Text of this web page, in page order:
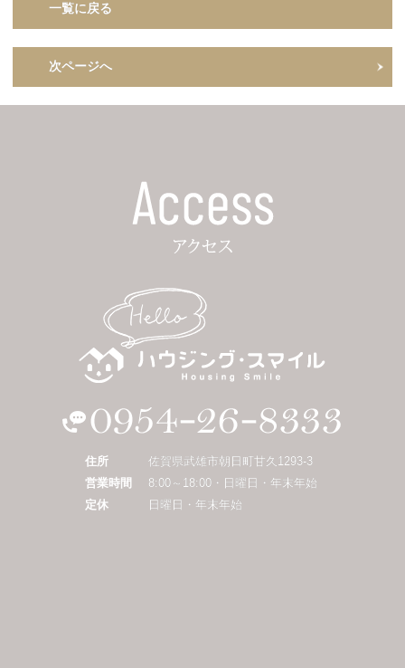
一覧に戻る
次ページへ
住所
佐賀県武雄市朝日町甘久1293-3
営業時間
8:00～18:00・日曜日・年末年始
定休
日曜日・年末年始